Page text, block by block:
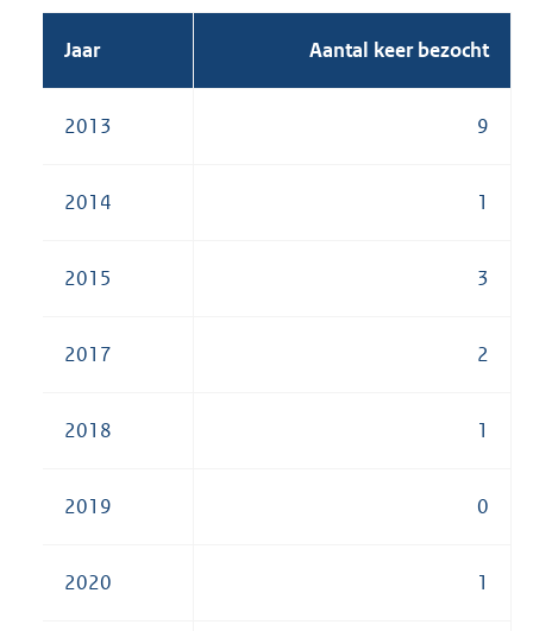
Jaar Aantal keer bezocht
2013 9
2014 1
2015 3
2017 2
2018 1
2019 0
2020 1